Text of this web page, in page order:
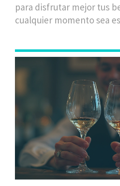
para disfrutar mejor tus
cualquier momento sea